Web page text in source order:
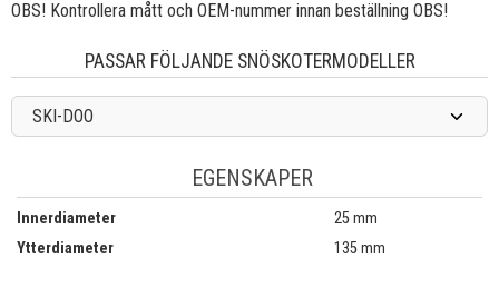
OBS! Kontrollera mått och OEM-nummer innan beställning OBS!
PASSAR FÖLJANDE SNÖSKOTERMODELLER
SKI-DOO
EGENSKAPER
Innerdiameter
25 mm
Ytterdiameter
135 mm